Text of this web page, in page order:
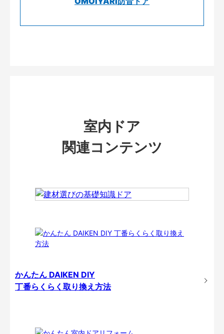
室内ドア
関連コンテンツ
かんたん DAIKEN DIY
丁番らくらく取り換え方法